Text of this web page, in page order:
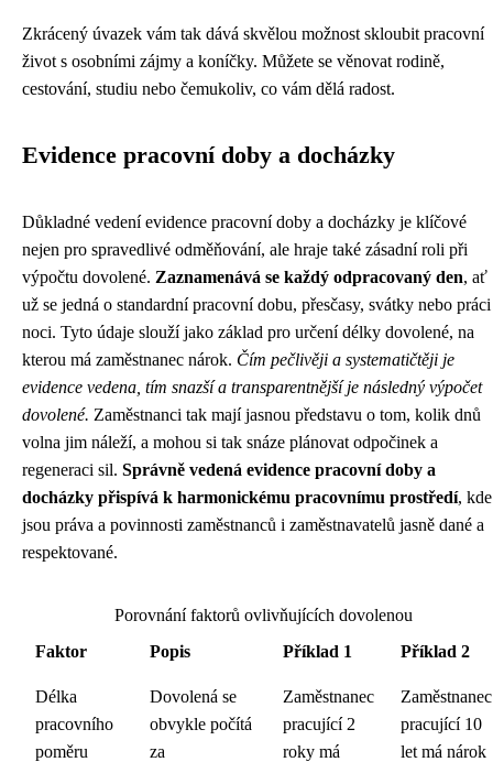
Zkrácený úvazek vám tak dává skvělou možnost skloubit pracovní
život s osobními zájmy a koníčky. Můžete se věnovat rodině,
cestování, studiu nebo čemukoliv, co vám dělá radost.
Evidence pracovní doby a docházky
Důkladné vedení evidence pracovní doby a docházky je klíčové
nejen pro spravedlivé odměňování, ale hraje také zásadní roli při
výpočtu dovolené. Zaznamenává se každý odpracovaný den, ať
už se jedná o standardní pracovní dobu, přesčasy, svátky nebo
noci. Tyto údaje slouží jako základ pro určení délky dovolené, na
kterou má zaměstnanec nárok. Čím pečlivěji a systematičtěji je
evidence vedena, tím snazší a transparentnější je následný výpočet
dovolené. Zaměstnanci tak mají jasnou představu o tom, kolik dnů
volna jim náleží, a mohou si tak snáze plánovat odpočinek a
regeneraci sil. Správně vedená evidence pracovní doby a
docházky přispívá k harmonickému pracovnímu prostředí, kde
jsou práva a povinnosti zaměstnanců i zaměstnavatelů jasně dané a
respektované.
Porovnání faktorů ovlivňujících dovolenou
Faktor
Popis Příklad 1 Příklad 2
Délka
pracovního
poměru
Dovolená se
obvykle počítá
za
Zaměstnanec
pracující 2
roky má
Zaměstnanec
pracující 10
let má nárok